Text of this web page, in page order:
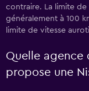
contraire. La limite de
généralement à 100
limite de vitesse
Quelle agence
propose une